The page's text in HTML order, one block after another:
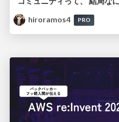
hiroramos4
PRO